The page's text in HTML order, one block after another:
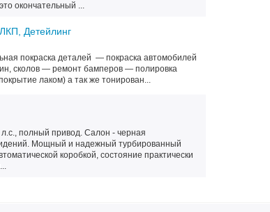
окончательный ...
Детейлинг
покраска деталей — покраска автомобилей
сколов — ремонт бамперов — полировка
лаком) а так же тонирован...
полный привод. Салон - черная
Мощный и надежный турбированный
коробкой, состояние практически